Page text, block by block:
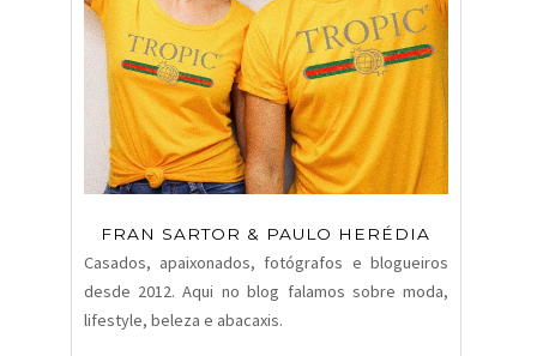
FRAN SARTOR & PAULO HERÉDIA
Casados, apaixonados, fotógrafos e blogueiros
desde 2012. Aqui no blog falamos sobre moda,
lifestyle, beleza e abacaxis.